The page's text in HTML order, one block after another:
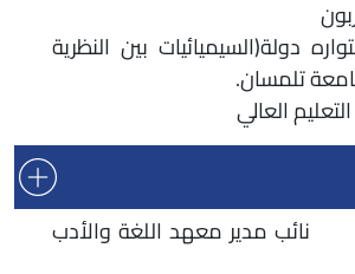
دولة(السيميائيات بين النظرية
تلمسان.
1989 نائب مدير معهد اللغة والأدب